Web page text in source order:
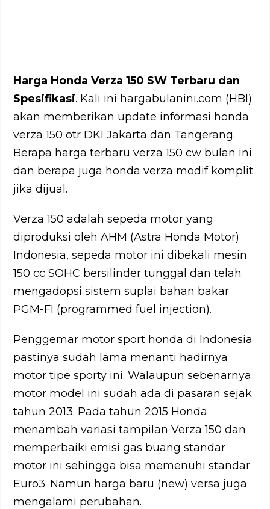
Harga Honda Verza 150 SW Terbaru dan
Spesifikasi. Kali ini hargabulanini.com (HBI)
akan memberikan update informasi honda
verza 150 otr DKI Jakarta dan Tangerang.
Berapa harga terbaru verza 150 cw bulan ini
dan berapa juga honda verza modif komplit
jika dijual.
Verza 150 adalah sepeda motor yang
diproduksi oleh AHM (Astra Honda Motor)
Indonesia, sepeda motor ini dibekali mesin
150 cc SOHC bersilinder tunggal dan telah
mengadopsi sistem suplai bahan bakar
PGM-FI (programmed fuel injection).
Penggemar motor sport honda di Indonesia
pastinya sudah lama menanti hadirnya
motor tipe sporty ini. Walaupun sebenarnya
motor model ini sudah ada di pasaran sejak
tahun 2013. Pada tahun 2015 Honda
menambah variasi tampilan Verza 150 dan
memperbaiki emisi gas buang standar
motor ini sehingga bisa memenuhi standar
Euro3. Namun harga baru (new) versa juga
mengalami perubahan.